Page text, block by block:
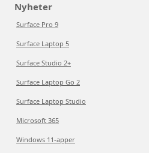
Nyheter
Surface Pro 9
Surface Laptop 5
Surface Studio 2+
Surface Laptop Go 2
Surface Laptop Studio
Microsoft 365
Windows 11-apper